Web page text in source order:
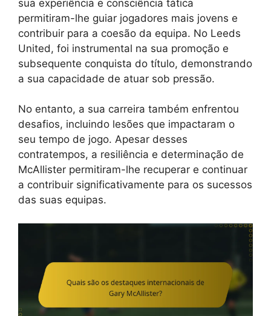
sua experiência e consciência tática
permitiram-lhe guiar jogadores mais jovens e
contribuir para a coesão da equipa. No Leeds
United, foi instrumental na sua promoção e
subsequente conquista do título, demonstrando
a sua capacidade de atuar sob pressão.
No entanto, a sua carreira também enfrentou
desafios, incluindo lesões que impactaram o
seu tempo de jogo. Apesar desses
contratempos, a resiliência e determinação de
McAllister permitiram-lhe recuperar e continuar
a contribuir significativamente para os sucessos
das suas equipas.